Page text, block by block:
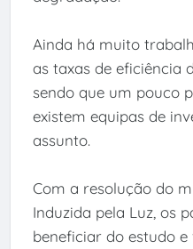
Ainda há muito
as taxas de eficiência
sendo que um pouco
existem equipas de
assunto.
Com a resolução do
Induzida pela Luz, os
beneficiar do estudo e